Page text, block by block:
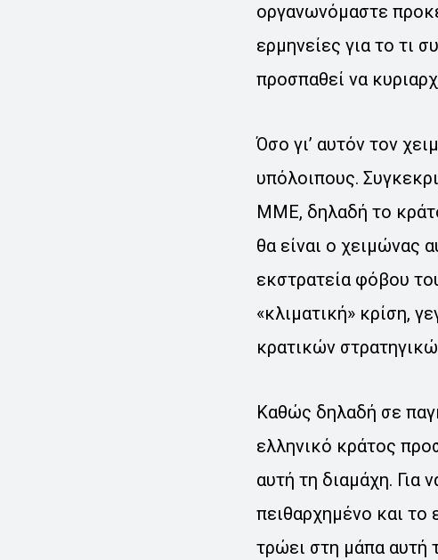
οργανωνόμαστε
ερμηνείες για το τι
προσπαθεί να
Όσο γι’ αυτόν τον
υπόλοιπους.
ΜΜΕ, δηλαδή το
θα είναι ο χειμώνας
εκστρατεία φόβου
«κλιματική» κρίση,
κρατικών
Καθώς δηλαδή σε
ελληνικό κράτος
αυτή τη διαμάχη. Για
πειθαρχημένο και το
τρώει στη μάπα αυτή